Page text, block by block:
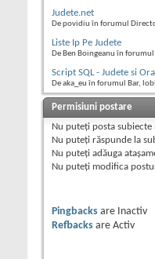
Judete.net
De povidiu în forumul
Liste Ip Pe Judete
De Ben Boingeanu în forumul
Script SQL - Judete si
De aka_eu în forumul Bar,
Permisiuni postare
Nu puteţi posta subiecte
Nu puteţi răspunde la
Nu puteţi adăuga
Nu puteţi modifica
Pingbacks are
Inactiv
Refbacks are Activ